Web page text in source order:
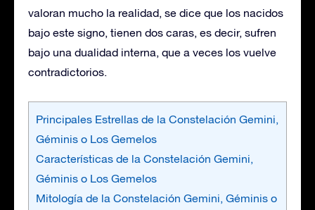
valoran mucho la realidad, se dice que los nacidos
bajo este signo, tienen dos caras, es decir, sufren
bajo una dualidad interna, que a veces los vuelve
contradictorios.
Principales Estrellas de la Constelación Gemini,
Géminis o Los Gemelos
Características de la Constelación Gemini,
Géminis o Los Gemelos
Mitología de la Constelación Gemini, Géminis o